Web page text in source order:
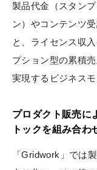
製品代金（スタン
ン）やコンテンツ
と、ライセンス収
プション型の累積
実現するビジネス
プロダクト販売に
トックを組み合
「Gridwork」では